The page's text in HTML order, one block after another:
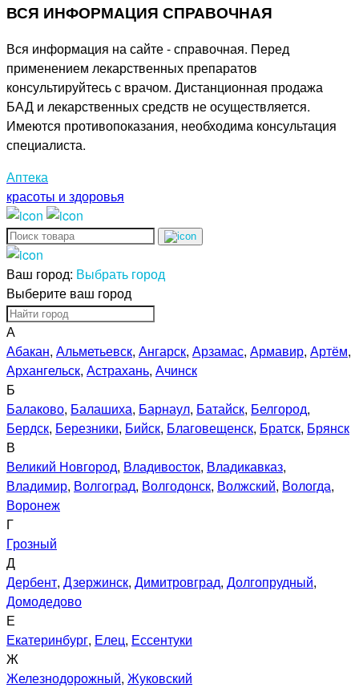
ВСЯ ИНФОРМАЦИЯ СПРАВОЧНАЯ
Вся информация на сайте - справочная. Перед
применением лекарственных препаратов
консультируйтесь с врачом. Дистанционная продажа
БАД и лекарственных средств не осуществляется.
Имеются противопоказания, необходима консультация
специалиста.
Аптека
красоты и здоровья
Ваш город: Выбрать город
Выберите ваш город
А
Абакан, Альметьевск, Ангарск, Арзамас, Армавир, Артём,
Архангельск, Астрахань, Ачинск
Б
Балаково, Балашиха, Барнаул, Батайск, Белгород,
Бердск, Березники, Бийск, Благовещенск, Братск, Брянск
В
Великий Новгород, Владивосток, Владикавказ,
Владимир, Волгоград, Волгодонск, Волжский, Вологда,
Воронеж
Г
Грозный
Д
Дербент, Дзержинск, Димитровград, Долгопрудный,
Домодедово
Е
Екатеринбург, Елец, Ессентуки
Ж
Железнодорожный, Жуковский